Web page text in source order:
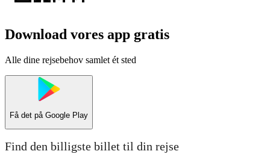
Download vores app gratis
Alle dine rejsebehov samlet ét sted
Få det på Google Play
Find den billigste billet til din rejse